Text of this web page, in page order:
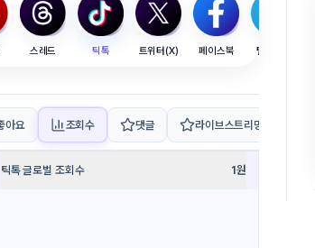
스레드 틱톡 트위터(X) 페이스북 텔레그램
아요 조회수 댓글 라이브스트리밍
틱톡 글로벌 조회수 1원